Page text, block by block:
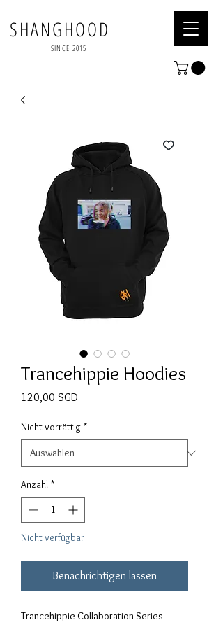
SHANGHOOD
SINCE 2015
Trancehippie Hoodies
120,00 SGD
Nicht vorrättig *
Anzahl *
Nicht verfügbar
Benachrichtigen lassen
Trancehippie Collaboration Series